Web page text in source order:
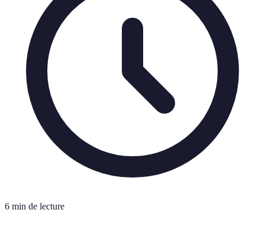
6 min de lecture